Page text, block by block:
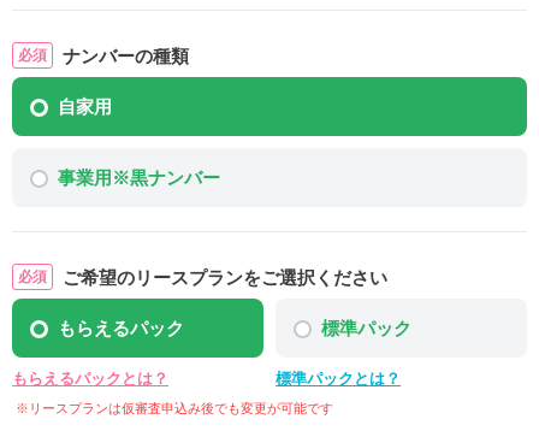
ナンバーの種類
自家用
事業用※黒ナンバー
ご希望のリースプランをご選択ください
もらえるパック 標準パック
もらえるパックとは？ 標準パックとは？
※リースプランは仮審査申込み後でも変更が可能です